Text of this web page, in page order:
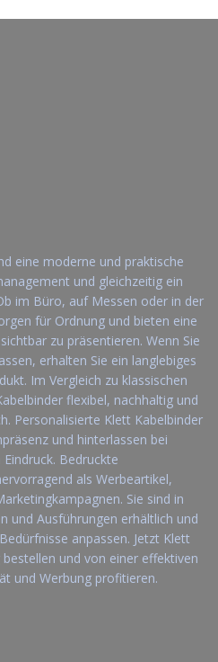
eine moderne und praktische
und gleichzeitig ein
im Büro, auf Messen oder in der
für Ordnung und bieten eine
zu präsentieren. Wenn Sie
erhalten Sie ein langlebiges
Im Vergleich zu klassischen
flexibel, nachhaltig und
Personalisierte Klett Kabelbinder
und hinterlassen bei
Bedruckte
als Werbeartikel,
Sie sind in
und Ausführungen erhältlich und
anpassen. Jetzt Klett
und von einer effektiven
und Werbung profitieren.